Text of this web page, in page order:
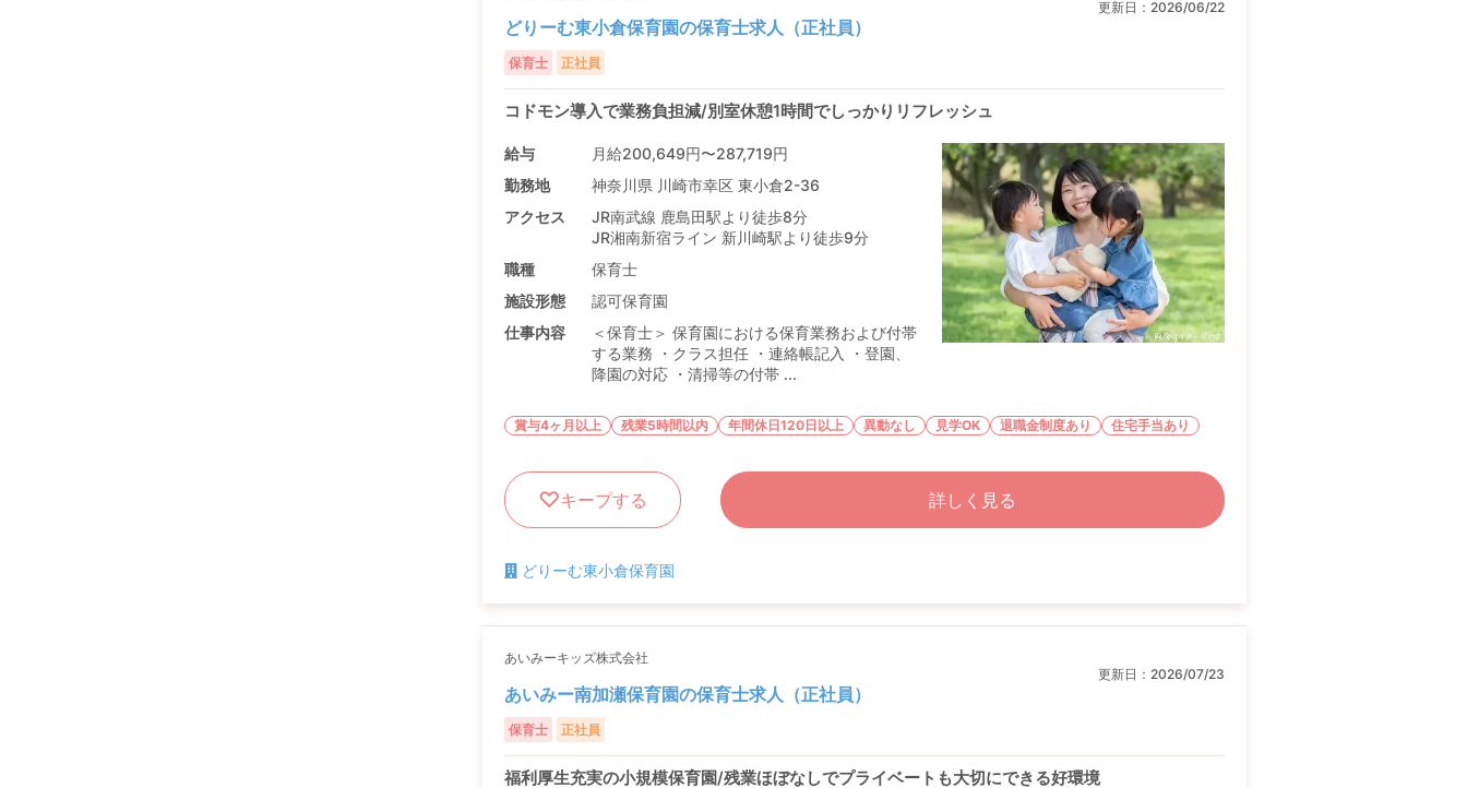
更新日： 2026/06/22
どりーむ東小倉保育園の保育士求人（正社員）
保育士 正社員
コドモン導入で業務負担減/別室休憩1時間でしっかりリフレッシュ
給与
月給200,649円〜287,719円
勤務地
神奈川県 川崎市幸区 東小倉2-36
アクセス
JR南武線 鹿島田駅より徒歩8分
JR湘南新宿ライン 新川崎駅より徒歩9分
職種
保育士
施設形態
認可保育園
仕事内容
＜保育士＞ 保育園における保育業務および付帯
する業務 ・クラス担任 ・連絡帳記入 ・登園、
降園の対応 ・清掃等の付帯 ...
賞与4ヶ月以上 残業5時間以内 年間休日120日以上 異動なし 見学OK 退職金制度あり 住宅手当あり
キープする 詳しく見る
どりーむ東小倉保育園
あいみーキッズ株式会社
更新日： 2026/07/23
あいみー南加瀬保育園の保育士求人（正社員）
保育士 正社員
福利厚生充実の小規模保育園/残業ほぼなしでプライベートも大切にできる好環境